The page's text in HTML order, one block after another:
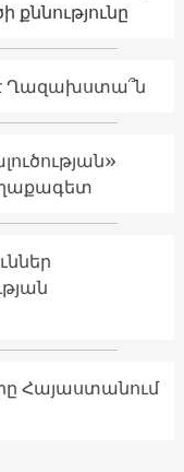
քննությունը
Ղազախստա՞ն
Հայաստանում